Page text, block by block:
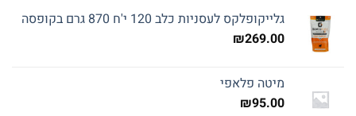
גלייקופלקס לעסניות כלב 120 י'ח 870 גרם בקופסה
₪269.00
מיטה פלאפי
₪95.00